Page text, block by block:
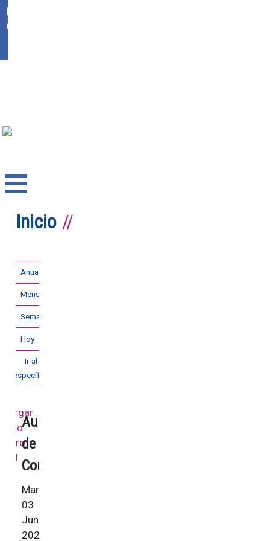
Ikasgunea
Office 365
Inicio
Anual
Mensual
Semanal
Hoy
Ir al mes
específico
Audición
de
Coro
Martes,
03
Junio
2025